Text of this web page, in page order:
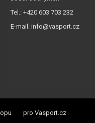
Tel.: +420 603 703 232
E-mail: info@vasport.cz
pro Vasport.cz